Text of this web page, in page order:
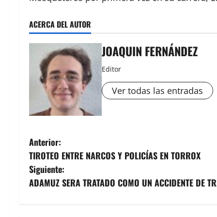
ACERCA DEL AUTOR
JOAQUIN FERNÁNDEZ
Editor
Ver todas las entradas
N
a
v
Anterior:
TIROTEO ENTRE NARCOS Y POLICÍAS EN TORROX
Siguiente:
ADAMUZ SERA TRATADO COMO UN ACCIDENTE DE